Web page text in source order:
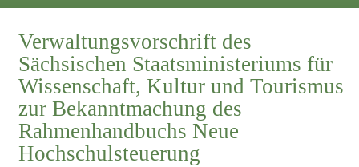
Verwaltungsvorschrift des
Sächsischen Staatsministeriums für
Wissenschaft, Kultur und Tourismus
zur Bekanntmachung des
Rahmenhandbuchs Neue
Hochschulsteuerung